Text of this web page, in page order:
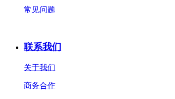
常见问题
联系我们
关于我们
商务合作